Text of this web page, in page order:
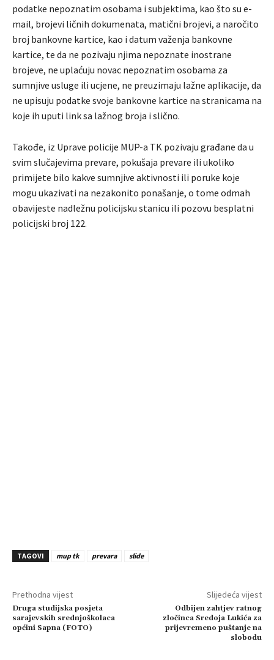
podatke nepoznatim osobama i subjektima, kao što su e-
mail, brojevi ličnih dokumenata, matični brojevi, a naročito
broj bankovne kartice, kao i datum važenja bankovne
kartice, te da ne pozivaju njima nepoznate inostrane
brojeve, ne uplaćuju novac nepoznatim osobama za
sumnjive usluge ili ucjene, ne preuzimaju lažne aplikacije, da
ne upisuju podatke svoje bankovne kartice na stranicama na
koje ih uputi link sa lažnog broja i slično.
Takođe, iz Uprave policije MUP-a TK pozivaju građane da u
svim slučajevima prevare, pokušaja prevare ili ukoliko
primijete bilo kakve sumnjive aktivnosti ili poruke koje
mogu ukazivati na nezakonito ponašanje, o tome odmah
obavijeste nadležnu policijsku stanicu ili pozovu besplatni
policijski broj 122.
TAGOVI mup tk prevara slide
Prethodna vijest
Druga studijska posjeta
sarajevskih srednjoškolaca
općini Sapna (FOTO)
Slijedeća vijest
Odbijen zahtjev ratnog
zločinca Sredoja Lukića za
prijevremeno puštanje na
slobodu